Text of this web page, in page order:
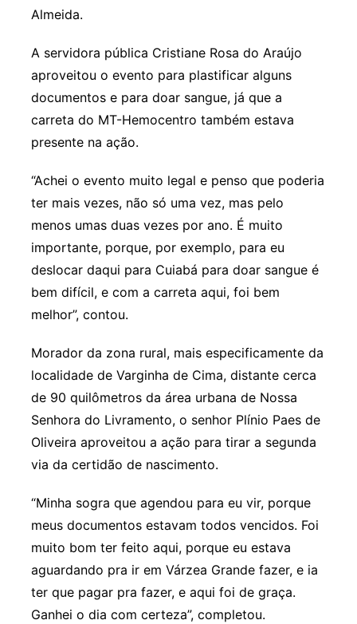
Almeida.
A servidora pública Cristiane Rosa do Araújo
aproveitou o evento para plastificar alguns
documentos e para doar sangue, já que a
carreta do MT-Hemocentro também estava
presente na ação.
“Achei o evento muito legal e penso que poderia
ter mais vezes, não só uma vez, mas pelo
menos umas duas vezes por ano. É muito
importante, porque, por exemplo, para eu
deslocar daqui para Cuiabá para doar sangue é
bem difícil, e com a carreta aqui, foi bem
melhor”, contou.
Morador da zona rural, mais especificamente da
localidade de Varginha de Cima, distante cerca
de 90 quilômetros da área urbana de Nossa
Senhora do Livramento, o senhor Plínio Paes de
Oliveira aproveitou a ação para tirar a segunda
via da certidão de nascimento.
“Minha sogra que agendou para eu vir, porque
meus documentos estavam todos vencidos. Foi
muito bom ter feito aqui, porque eu estava
aguardando pra ir em Várzea Grande fazer, e ia
ter que pagar pra fazer, e aqui foi de graça.
Ganhei o dia com certeza”, completou.